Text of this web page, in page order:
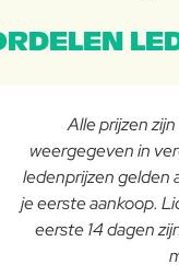
Alle prijzen
weergegeven in
ledenprijzen gelden
je eerste aankoop.
eerste 14 dagen